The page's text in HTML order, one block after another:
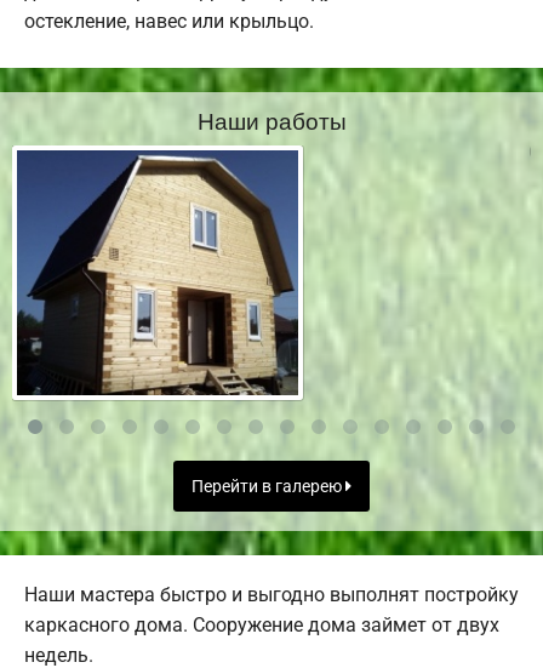
остекление, навес или крыльцо.
Наши работы
Перейти в галерею
Наши мастера быстро и выгодно выполнят постройку
каркасного дома. Сооружение дома займет от двух
недель.